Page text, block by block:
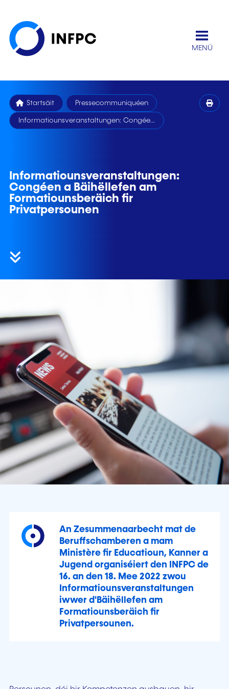
MENÜ
Startsäit Pressecommuniquéen
Informatiounsveranstaltungen: Congée...
Informatiounsveranstaltungen:
Congéen a Bäihëllefen am
Formatiounsberäich fir
Privatpersounen
An Zesummenaarbecht mat de
Beruffschamberen a mam
Ministère fir Educatioun, Kanner a
Jugend organiséiert den INFPC de
16. an den 18. Mee 2022 zwou
Informatiounsveranstaltungen
iwwer d'Bäihëllefen am
Formatiounsberäich fir
Privatpersounen.